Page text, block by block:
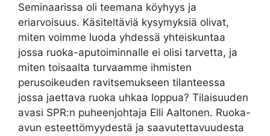
Seminaarissa oli teemana köyhyys ja
eriarvoisuus. Käsiteltäviä kysymyksiä olivat,
miten voimme luoda yhdessä yhteiskuntaa
jossa ruoka-aputoiminnalle ei olisi tarvetta, ja
miten toisaalta turvaamme ihmisten
perusoikeuden ravitsemukseen tilanteessa
jossa jaettava ruoka uhkaa loppua? Tilaisuuden
avasi SPR:n puheenjohtaja Elli Aaltonen. Ruoka-
avun esteettömyydestä ja saavutettavuudesta